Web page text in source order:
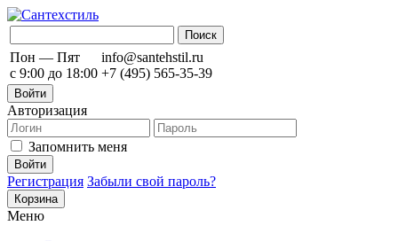
Пон — Пят
с 9:00 до 18:00
info@santehstil.ru
+7 (495) 565-35-39
Войти
Авторизация
Запомнить меня
Регистрация Забыли свой пароль?
Корзина
Меню